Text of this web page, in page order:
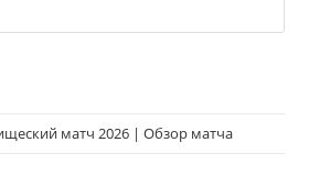
матч 2026 | Обзор матча